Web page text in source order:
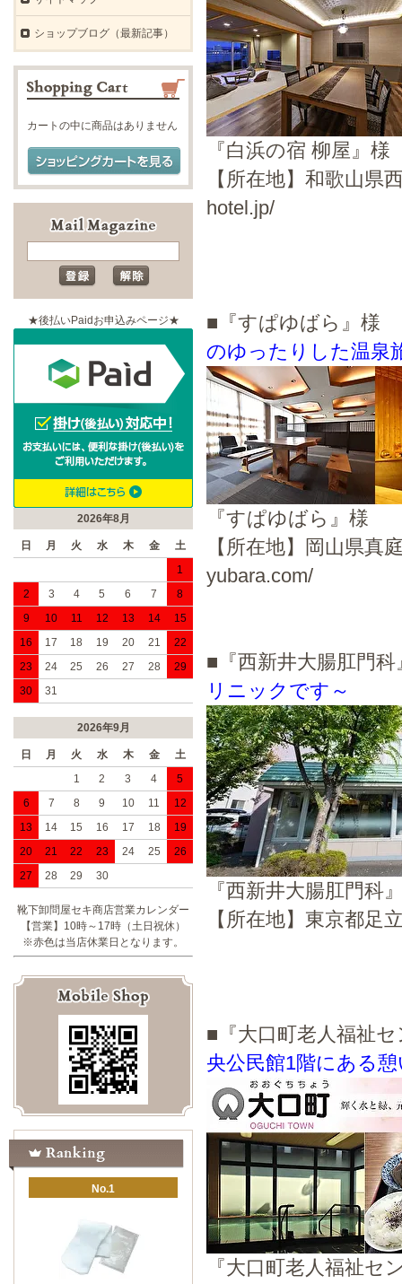
『白浜の宿 柳屋』様
【所在地】和歌山
hotel.jp/
■『すぱゆばら』
のゆったりした温泉
『すぱゆばら』様
【所在地】岡山県
yubara.com/
■『西新井大腸肛門
リニックです～
『西新井大腸肛門科
【所在地】東京都
■『大口町老人福祉
央公民館1階にある
『大口町老人福祉セ
ショップブログ（最新記事）
カートの中に商品はありません
★後払いPaidお申込みページ★
2026年8月
日 月 火 水 木 金
土
1
2
3 4 5 6 7
8
9
10 11 12 13 14
15
16
17 18 19 20 21
22
23
24 25 26 27 28
29
30
31
2026年9月
日 月 火 水 木 金
土
1
2 3 4
5
6
7 8 9 10 11
12
13
14 15 16 17 18
19
20
21 22 23 24 25
26
27
28 29 30
靴下卸問屋セキ商店営業カレンダー
【営業】10時～17時（土日祝休）
※赤色は当店休業日となります。
No.1